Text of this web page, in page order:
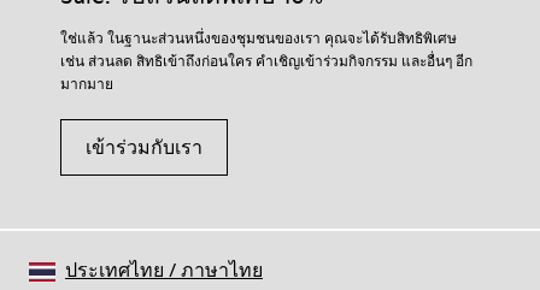
ใช่แล้ว ในฐานะส่วนหนึ่งของชุมชนของเรา คุณจะได้รับสิทธิพิเศษ
เช่น ส่วนลด สิทธิเข้าถึงก่อนใคร คำเชิญเข้าร่วมกิจกรรม และอื่นๆ อีก
มากมาย
เข้าร่วมกับเรา
ประเทศไทย /ภาษาไทย